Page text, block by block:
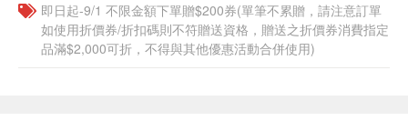
即日起-9/1 不限金額下單贈$200券(單筆不累贈，請注意訂單
如使用折價券/折扣碼則不符贈送資格，贈送之折價券消費指定
品滿$2,000可折，不得與其他優惠活動合併使用)